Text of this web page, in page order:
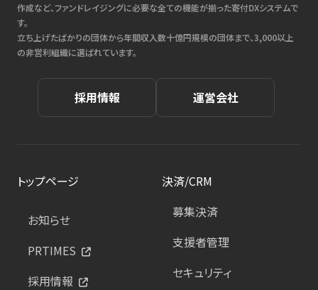
作成など、ファンドレイジングに必要な全ての機能が揃った寄付DXシステムで
す。
立ち上げたばかりの団体から年間収入数十億円規模の団体まで、3,000以上
の非営利組織に選ばれています。
採用情報 運営会社
トップページ
お知らせ
PRTIMES
採用情報
決済/CRM
募集決済
支援者管理
セキュリティ